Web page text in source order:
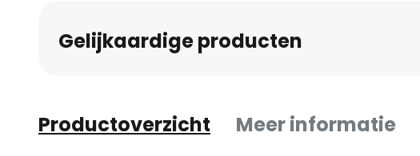
Gelijkaardige producten
Productoverzicht Meer informatie